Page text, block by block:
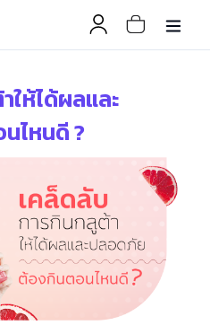
ห้ได้ผลและ
ไหนดี ?